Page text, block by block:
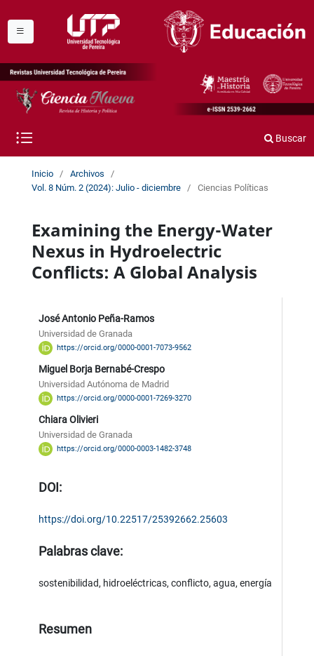
Buscar
Inicio / Archivos
/
Vol. 8 Núm. 2 (2024): Julio - diciembre
/ Ciencias Políticas
Examining the Energy-Water
Nexus in Hydroelectric
Conflicts: A Global Analysis
José Antonio Peña-Ramos
Universidad de Granada
https://orcid.org/0000-0001-7073-9562
Miguel Borja Bernabé-Crespo
Universidad Autónoma de Madrid
https://orcid.org/0000-0001-7269-3270
Chiara Olivieri
Universidad de Granada
https://orcid.org/0000-0003-1482-3748
DOI:
https://doi.org/10.22517/25392662.25603
Palabras clave:
sostenibilidad, hidroeléctricas, conflicto, agua, energía
Resumen